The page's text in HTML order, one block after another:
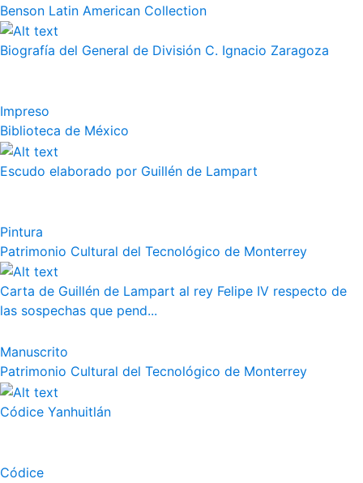
Benson Latin American Collection
Biografía del General de División C. Ignacio Zaragoza
Impreso
Biblioteca de México
Escudo elaborado por Guillén de Lampart
Pintura
Patrimonio Cultural del Tecnológico de Monterrey
Carta de Guillén de Lampart al rey Felipe IV respecto de
las sospechas que pend...
Manuscrito
Patrimonio Cultural del Tecnológico de Monterrey
Códice Yanhuitlán
Códice